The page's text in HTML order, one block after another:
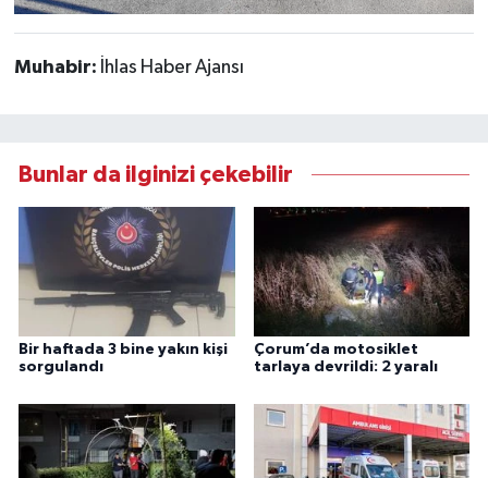
Muhabir: İhlas Haber Ajansı
Bunlar da ilginizi çekebilir
Bir haftada 3 bine yakın kişi
sorgulandı
Çorum’da motosiklet
tarlaya devrildi: 2 yaralı